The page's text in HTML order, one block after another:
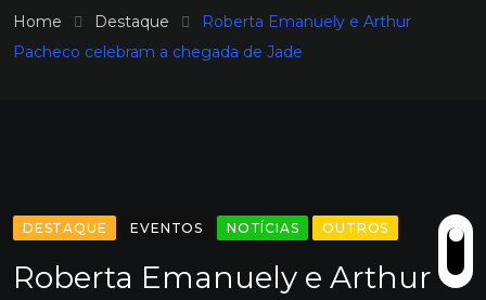
Home Destaque
Roberta Emanuely e Arthur
Pacheco celebram a chegada de Jade
DESTAQUE EVENTOS NOTÍCIAS OUTROS
Roberta Emanuely e Arthur